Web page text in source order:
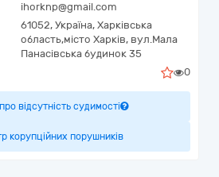
ihorknp@gmail.com
61052, Україна, Харківська
область,місто Харків, вул.Мала
Панасівська будинок 35
0
відсутність судимості
корупційних порушників